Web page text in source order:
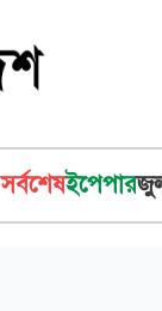
সর্বশেষইপেপার